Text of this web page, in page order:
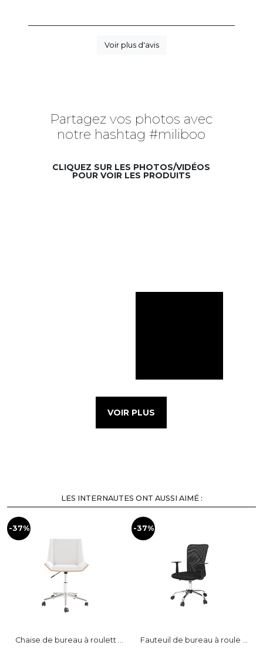
Voir plus d'avis
Partagez vos photos avec
notre hashtag #miliboo
CLIQUEZ SUR LES PHOTOS/VIDÉOS
POUR VOIR LES PRODUITS
VOIR PLUS
LES INTERNAUTES ONT AUSSI AIMÉ :
-37%
Chaise de bureau à roulett ...
-37%
Fauteuil de bureau à roule ...